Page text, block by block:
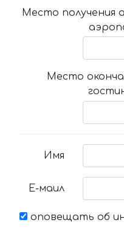
Место получения
Место
Имя
Е-маил
оповещать об